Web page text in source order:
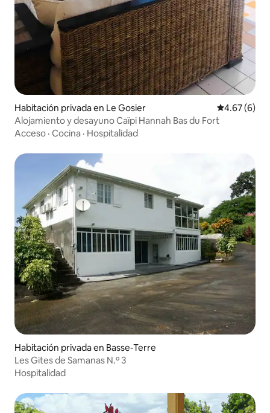
Habitación privada en Le Gosier Calificación
4.67 (6)
Alojamiento y desayuno Caïpi Hannah Bas du Fort
Acceso · Cocina · Hospitalidad
Habitación privada en Basse-Terre
Les Gites de Samanas N.º 3
Hospitalidad